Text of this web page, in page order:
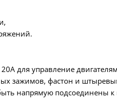
для управление
зажимов, фастон и
напрямую подсоединены к